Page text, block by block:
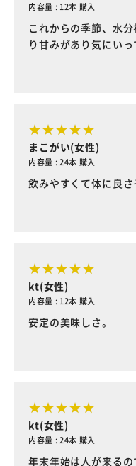
内容量 : 12本 購入
これからの季節、水
り甘みがあり気にいっ
まこがい(女性)
内容量 : 24本 購入
飲みやすくて体に良
kt(女性)
内容量 : 12本 購入
安定の美味しさ。
kt(女性)
内容量 : 24本 購入
年末年始は人が来る